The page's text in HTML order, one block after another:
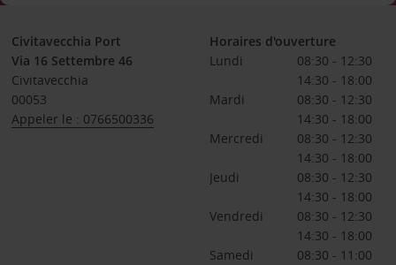
Civitavecchia Port
Via 16 Settembre 46
Civitavecchia
00053
Appeler le : 0766500336
Horaires d'ouverture
Lundi
08:30 - 12:30
14:30 - 18:00
Mardi
08:30 - 12:30
14:30 - 18:00
Mercredi
08:30 - 12:30
14:30 - 18:00
Jeudi
08:30 - 12:30
14:30 - 18:00
Vendredi
08:30 - 12:30
14:30 - 18:00
Samedi
08:30 - 11:00